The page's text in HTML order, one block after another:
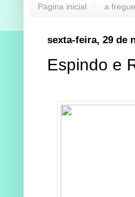
Página inicial a
sexta-feira, 29 de
Espindo e